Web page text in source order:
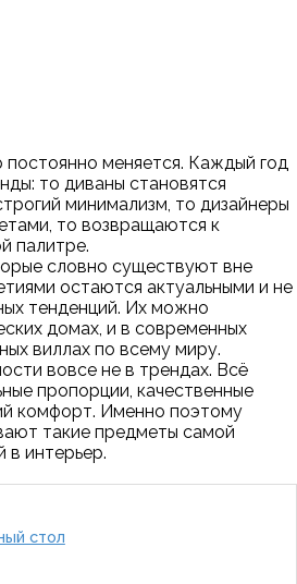
постоянно меняется. Каждый год
то диваны становятся
минимализм, то дизайнеры
то возвращаются к
палитре.
словно существуют вне
остаются актуальными и не
тенденций. Их можно
домах, и в современных
виллах по всему миру.
вовсе не в трендах. Всё
пропорции, качественные
комфорт. Именно поэтому
такие предметы самой
в интерьер.
стол